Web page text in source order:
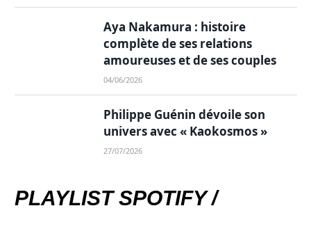
Aya Nakamura : histoire
complète de ses relations
amoureuses et de ses couples
04/06/2026
Philippe Guénin dévoile son
univers avec « Kaokosmos »
27/07/2026
PLAYLIST SPOTIFY /